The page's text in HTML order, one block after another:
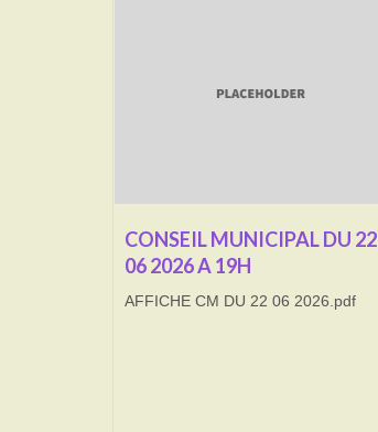
CONSEIL MUNICIPAL DU 22
06 2026 A 19H
AFFICHE CM DU 22 06 2026.pdf